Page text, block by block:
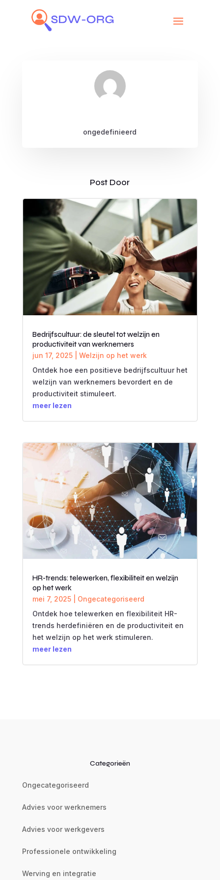
ongedefinieerd
Post Door
Bedrijfscultuur: de sleutel tot welzijn en
productiviteit van werknemers
jun 17, 2025| Welzijn op het werk
Ontdek hoe een positieve bedrijfscultuur het
welzijn van werknemers bevordert en de
productiviteit stimuleert.
meer lezen
HR-trends: telewerken, flexibiliteit en welzijn
op het werk
mei 7, 2025| Ongecategoriseerd
Ontdek hoe telewerken en flexibiliteit HR-
trends herdefiniëren en de productiviteit en
het welzijn op het werk stimuleren.
meer lezen
Categorieën
Ongecategoriseerd
Advies voor werknemers
Advies voor werkgevers
Professionele ontwikkeling
Werving en integratie